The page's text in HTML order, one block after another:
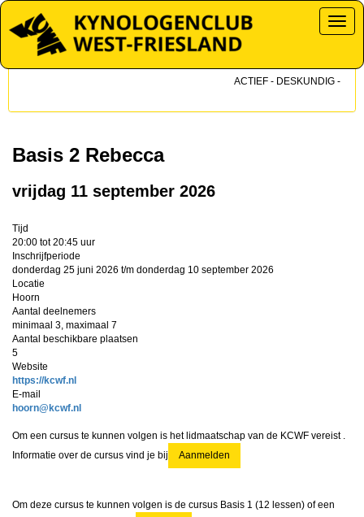
ACTIEF - DESKUNDIG -
Basis 2 Rebecca
vrijdag 11 september 2026
Tijd
20:00 tot 20:45 uur
Inschrijfperiode
donderdag 25 juni 2026 t/m donderdag 10 september 2026
Locatie
Hoorn
Aantal deelnemers
minimaal 3, maximaal 7
Aantal beschikbare plaatsen
5
Website
https://kcwf.nl
E-mail
nrooh@kcwf.nl
Om een cursus te kunnen volgen is het lidmaatschap van de KCWF vereist .
Informatie over de cursus vind je bij
Aanmelden
Om deze cursus te kunnen volgen is de cursus Basis 1 (12 lessen) of een